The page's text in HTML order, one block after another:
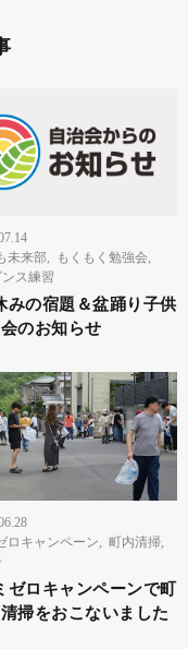
未来部
もくもく勉強会
ス練習
みの宿題＆盆踊り子供
のお知らせ
ロキャンペーン
町内清掃
ゼロキャンペーンで町
掃をおこないました